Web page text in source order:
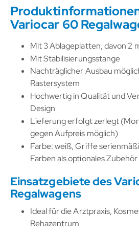
Variocar 60
Mit 3 Ablageplatten, davon 2
Mit Stabilisierungsstange
Nachträglicher Ausbau
Rastersystem
Hochwertig in Qualität und
Design
Lieferung erfolgt zerlegt
gegen Aufpreis möglich)
Farbe: weiß, Griffe
Farben als optionales
Einsatzgebiete des
Regalwagens
Ideal für die Arztpraxis,
Rehazentrum